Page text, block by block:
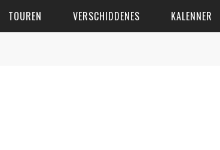
TOUREN VERSCHIDDENES KALENNER